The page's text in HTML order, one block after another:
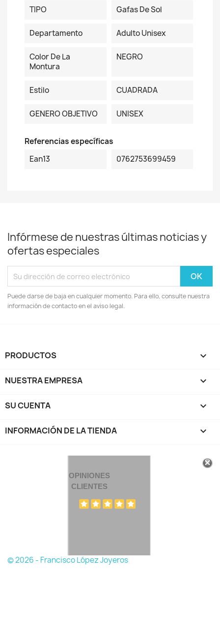
TIPO
Gafas De Sol
Departamento Adulto Unisex
Color De La
Montura
NEGRO
Estilo CUADRADA
GENERO OBJETIVO UNISEX
Referencias específicas
Ean13
0762753699459
Infórmese de nuestras últimas noticias y
ofertas especiales
Puede darse de baja en cualquier momento. Para ello, consulte nuestra
información de contacto en el aviso legal.
PRODUCTOS 
NUESTRA EMPRESA 
SU CUENTA 
INFORMACIÓN DE LA TIENDA keyboard_arrow_down
OPINIONES
CLIENTES
© 2026 - Francisco López Joyeros